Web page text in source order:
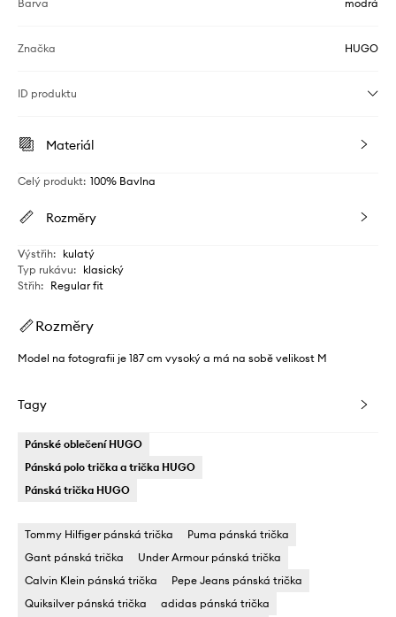
Barva modrá
Značka HUGO
ID produktu
Materiál
Celý produkt: 100% Bavlna
Rozměry
Výstřih: kulatý
Typ rukávu: klasický
Střih: Regular fit
Rozměry
Model na fotografii je 187 cm vysoký a má na sobě velikost M
Tagy
Pánské oblečení HUGO
Pánská polo trička a trička HUGO
Pánská trička HUGO
Tommy Hilfiger pánská trička
Puma pánská trička
Gant pánská trička
Under Armour pánská trička
Calvin Klein pánská trička
Pepe Jeans pánská trička
Quiksilver pánská trička
adidas pánská trička